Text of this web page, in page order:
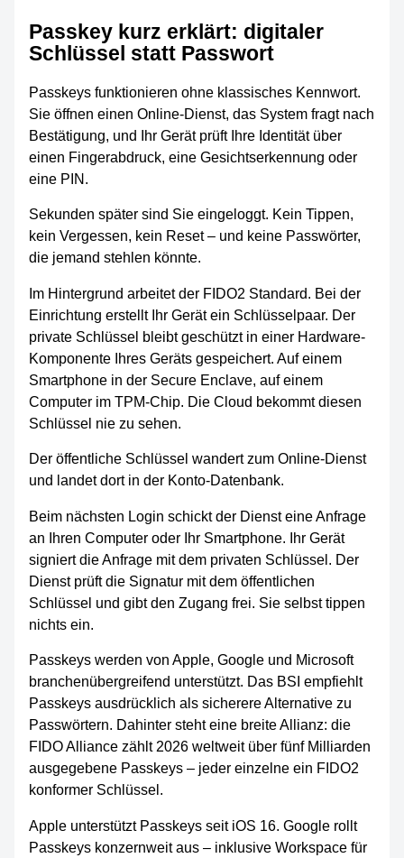
Passkey kurz erklärt: digitaler
Schlüssel statt Passwort
Passkeys funktionieren ohne klassisches Kennwort.
Sie öffnen einen Online-Dienst, das System fragt nach
Bestätigung, und Ihr Gerät prüft Ihre Identität über
einen Fingerabdruck, eine Gesichtserkennung oder
eine PIN.
Sekunden später sind Sie eingeloggt. Kein Tippen,
kein Vergessen, kein Reset – und keine Passwörter,
die jemand stehlen könnte.
Im Hintergrund arbeitet der FIDO2 Standard. Bei der
Einrichtung erstellt Ihr Gerät ein Schlüsselpaar. Der
private Schlüssel bleibt geschützt in einer Hardware-
Komponente Ihres Geräts gespeichert. Auf einem
Smartphone in der Secure Enclave, auf einem
Computer im TPM-Chip. Die Cloud bekommt diesen
Schlüssel nie zu sehen.
Der öffentliche Schlüssel wandert zum Online-Dienst
und landet dort in der Konto-Datenbank.
Beim nächsten Login schickt der Dienst eine Anfrage
an Ihren Computer oder Ihr Smartphone. Ihr Gerät
signiert die Anfrage mit dem privaten Schlüssel. Der
Dienst prüft die Signatur mit dem öffentlichen
Schlüssel und gibt den Zugang frei. Sie selbst tippen
nichts ein.
Passkeys werden von Apple, Google und Microsoft
branchenübergreifend unterstützt. Das BSI empfiehlt
Passkeys ausdrücklich als sicherere Alternative zu
Passwörtern. Dahinter steht eine breite Allianz: die
FIDO Alliance zählt 2026 weltweit über fünf Milliarden
ausgegebene Passkeys – jeder einzelne ein FIDO2
konformer Schlüssel.
Apple unterstützt Passkeys seit iOS 16. Google rollt
Passkeys konzernweit aus – inklusive Workspace für